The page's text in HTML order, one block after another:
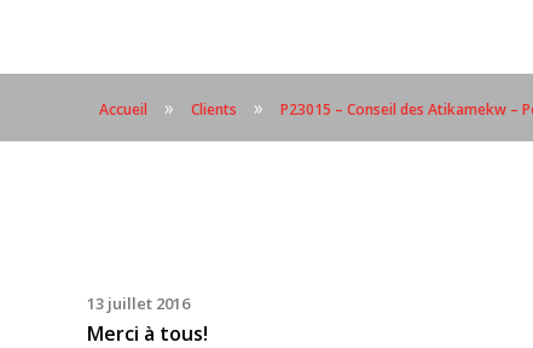
Accueil » Clients » P23015 – Conseil des Atikamekw –
13 juillet 2016
Merci à tous!